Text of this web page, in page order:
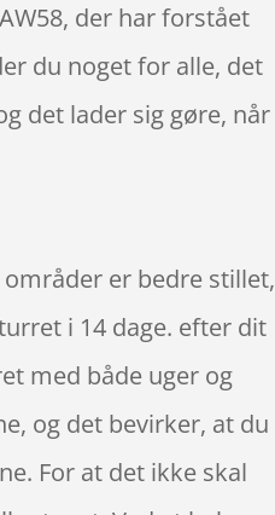
der har forstået
du noget for alle, det
det lader sig gøre, når
er bedre stillet,
i 14 dage. efter dit
med både uger og
og det bevirker, at du
For at det ikke skal